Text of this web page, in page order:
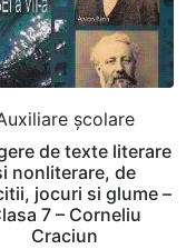
şcolare
de texte literare
nonliterare, de
jocuri si glume –
7 – Corneliu
Craciun